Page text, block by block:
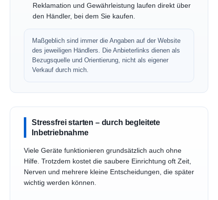
Reklamation und Gewährleistung laufen direkt über
den Händler, bei dem Sie kaufen.
Maßgeblich sind immer die Angaben auf der Website
des jeweiligen Händlers. Die Anbieterlinks dienen als
Bezugsquelle und Orientierung, nicht als eigener
Verkauf durch mich.
Stressfrei starten – durch begleitete
Inbetriebnahme
Viele Geräte funktionieren grundsätzlich auch ohne
Hilfe. Trotzdem kostet die saubere Einrichtung oft Zeit,
Nerven und mehrere kleine Entscheidungen, die später
wichtig werden können.